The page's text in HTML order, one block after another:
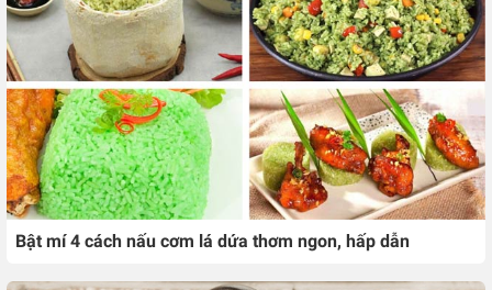
Bật mí 4 cách nấu cơm lá dứa thơm ngon, hấp dẫn